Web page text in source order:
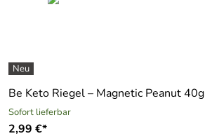
Be Keto Riegel – Magnetic Peanut 40g
Sofort lieferbar
2,99 €*